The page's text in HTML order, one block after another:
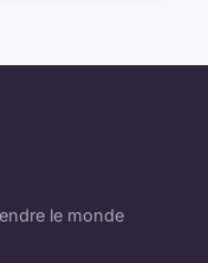
le monde